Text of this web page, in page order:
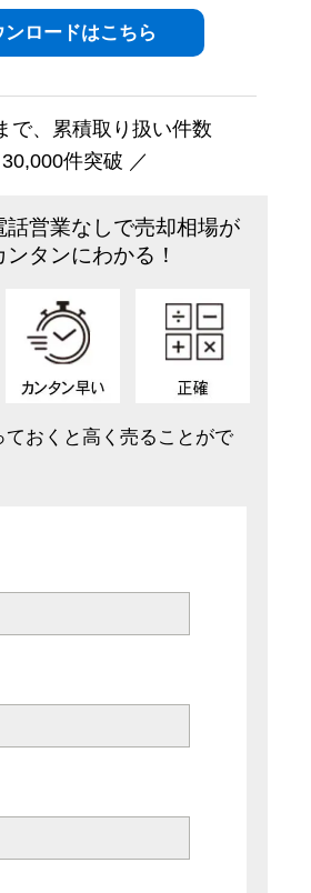
で、累積取り扱い件数
件突破 ／
話営業なしで売却相場が
ンタンにわかる！
ておくと高く売ることがで